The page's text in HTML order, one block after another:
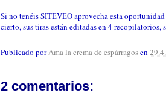
Si no tenéis SITEVEO aprovecha esta
cierto, sus tiras están editadas en 4 recopilatorios,
Publicado porAma la crema de espárragosen
2 comentarios: